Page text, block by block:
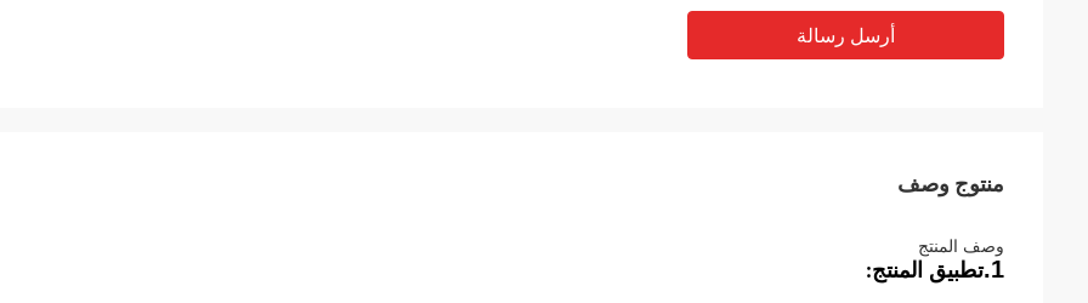
أرسل رسالة
منتوج وصف
وصف المنتج
1. تطبيق المنتج: